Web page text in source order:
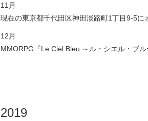
11月
現在の東京都千代田区神田淡路町1丁目9-5​に
12月
MMORPG『Le Ciel Bleu ～ル・シエル・ブ
2019